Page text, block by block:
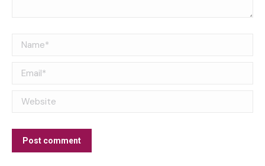
Name *
Email *
Website
Post comment